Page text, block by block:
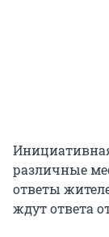
различные
ответы
ждут ответа